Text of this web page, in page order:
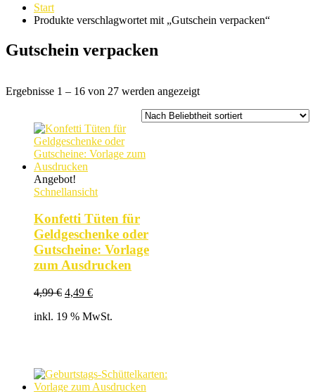
Start
Produkte verschlagwortet mit „Gutschein verpacken“
Gutschein verpacken
Ergebnisse 1 – 16 von 27 werden angezeigtNach
sortiert
Angebot!
Schnellansicht
Konfetti Tüten für
Geldgeschenke oder
Gutscheine: Vorlage
zum Ausdrucken
4,99€ Ursprünglicher
war:
4,49 €Aktueller
ist:
inkl. 19 % MwSt.